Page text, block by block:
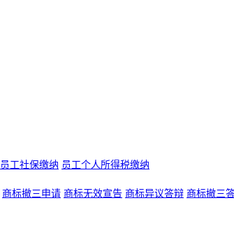
员工社保缴纳 员工个人所得税缴纳
商标撤三申请 商标无效宣告 商标异议答辩 商标撤三